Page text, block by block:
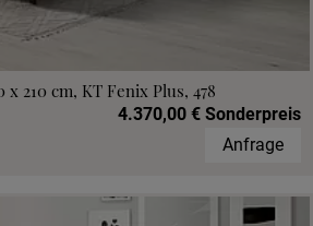
x 210 cm, KT Fenix Plus, 478
4.370,00 € Sonderpreis
Anfrage